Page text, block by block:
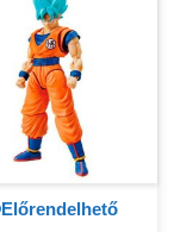
Előrendelhető